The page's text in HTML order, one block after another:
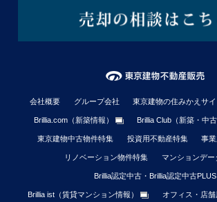
会社概要 グループ会社 東京建物の住みかえサイ
Brillia.com（新築情報） Brillia Club（新築・中
東京建物中古物件特集 投資用不動産特集 事
リノベーション物件特集 マンションデー
Brillia認定中古・Brillia認定中古PLUS
Brillia ist（賃貸マンション情報） オフィス・店